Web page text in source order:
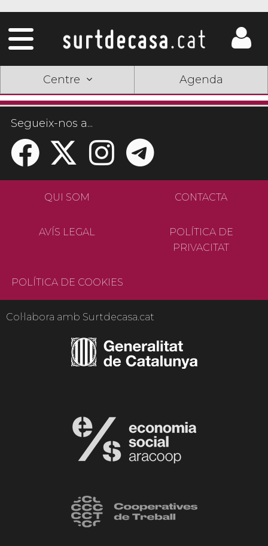
Centre Agenda
Segueix-nos a...
QUI SOM CONTACTA
AVÍS LEGAL
POLÍTICA DE
PRIVACITAT
POLÍTICA DE COOKIES
Col·labora amb Surtdecasa.cat